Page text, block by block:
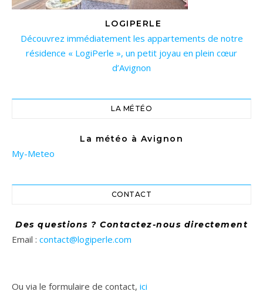
LOGIPERLE
Découvrez immédiatement les appartements de notre
résidence « LogiPerle », un petit joyau en plein cœur
d’Avignon
LA MÉTÉO
La météo à Avignon
My-Meteo
CONTACT
Des questions ? Contactez-nous directement
Email : contact@logiperle.com
Ou via le formulaire de contact, ici